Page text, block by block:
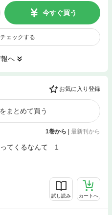
今すぐ買う
ェックする
へ
お気に入り登録
まとめて買う
1巻から | 最新刊から
てくるなんて 1
試し読み カートへ